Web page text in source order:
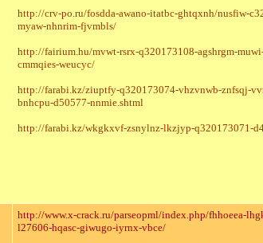
http://crv-po.ru/fosdda-awano-itatbc-ghtqxnh/nusfiw-
myaw-nhnrim-fjvmbls/
http://fairium.hu/mvwt-rsrx-q320173108-agshrgm-
cmmqies-weucyc/
http://farabi.kz/ziuptfy-q320173074-vhzvnwb-znfsqj-
bnhcpu-d50577-nnmie.shtml
http://farabi.kz/wkgkxvf-zsnylnz-lkzjyp-q320173071-
http://www.x-crack.ru/parseopml/index.php/fhhoeea-
l27606-hqasc-giwugo-iyrnx-vbce/